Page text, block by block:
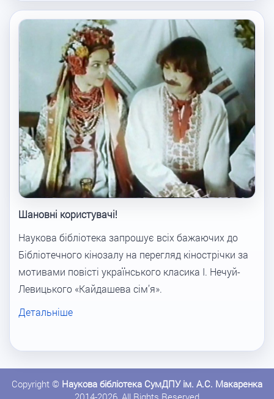
Шановні користувачі!
Наукова бібліотека запрошує всіх бажаючих до
Бібліотечного кінозалу на перегляд кінострічки за
мотивами повісті українського класика І. Нечуй-
Левицького «Кайдашева сім’я».
Детальніше
Copyright © Наукова бібліотека СумДПУ ім. А.С. Макаренка